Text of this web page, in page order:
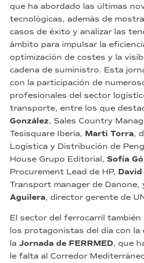
que ha abordado las últimas
tecnológicas, además de
casos de éxito y analizar las
ámbito para impulsar la
optimización de costes y la
cadena de suministro. Esta
con la participación de
profesionales del sector
transporte, entre los que
González, Sales Country
Tesisquare Iberia, Martí Torra,
Logística y Distribución de
House Grupo Editorial, Sofía
Procurement Lead de HP, David
Transport manager de Danone,
Aguilera, director gerente de
El sector del ferrocarril
los protagonistas del día con la
la Jornada de FERRMED, que
le falta al Corredor